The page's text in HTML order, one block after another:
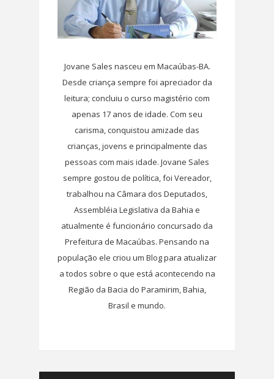
Jovane Sales nasceu em Macaúbas-BA.
Desde criança sempre foi apreciador da
leitura; concluiu o curso magistério com
apenas 17 anos de idade. Com seu
carisma, conquistou amizade das
crianças, jovens e principalmente das
pessoas com mais idade. Jovane Sales
sempre gostou de política, foi Vereador,
trabalhou na Câmara dos Deputados,
Assembléia Legislativa da Bahia e
atualmente é funcionário concursado da
Prefeitura de Macaúbas. Pensando na
população ele criou um Blog para atualizar
a todos sobre o que está acontecendo na
Região da Bacia do Paramirim, Bahia,
Brasil e mundo.